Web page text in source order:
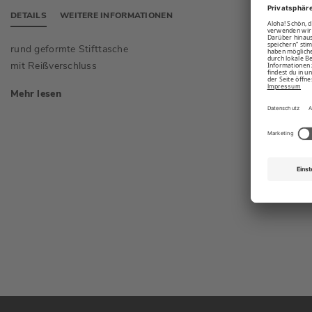
DETAILS
rund geformte Stifttasche
mit Reißverschluss
Mehr lesen
WEITERE INFORMATIONEN